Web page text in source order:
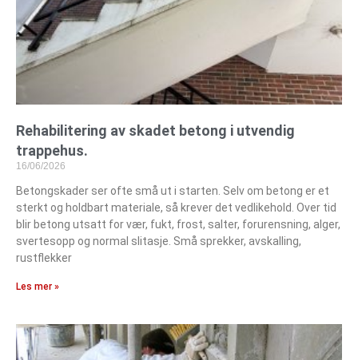
Rehabilitering av skadet betong i utvendig
trappehus.
16/06/2026
Betongskader ser ofte små ut i starten. Selv om betong er et
sterkt og holdbart materiale, så krever det vedlikehold. Over tid
blir betong utsatt for vær, fukt, frost, salter, forurensning, alger,
svertesopp og normal slitasje. Små sprekker, avskalling,
rustflekker
Les mer »